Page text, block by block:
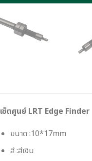
เซ็ตศูนย์ LRT Edge Finder
ขนาด :10*17mm
สี :สีเงิน